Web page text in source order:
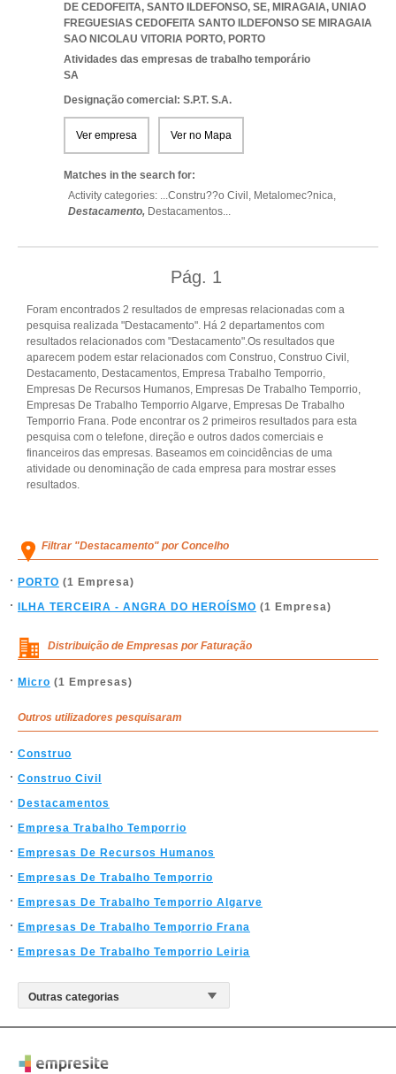
DE CEDOFEITA, SANTO ILDEFONSO, SE, MIRAGAIA, UNIAO
FREGUESIAS CEDOFEITA SANTO ILDEFONSO SE MIRAGAIA
SAO NICOLAU VITORIA PORTO, PORTO
Atividades das empresas de trabalho temporário
SA
Designação comercial: S.P.T. S.A.
Ver empresa Ver no Mapa
Matches in the search for:
Activity categories: ...Constru??o Civil, Metalomec?nica,
Destacamento, Destacamentos...
Pág. 1
Foram encontrados 2 resultados de empresas relacionadas com a
pesquisa realizada "Destacamento". Há 2 departamentos com
resultados relacionados com "Destacamento".Os resultados que
aparecem podem estar relacionados com Construo, Construo Civil,
Destacamento, Destacamentos, Empresa Trabalho Temporrio,
Empresas De Recursos Humanos, Empresas De Trabalho Temporrio,
Empresas De Trabalho Temporrio Algarve, Empresas De Trabalho
Temporrio Frana. Pode encontrar os 2 primeiros resultados para esta
pesquisa com o telefone, direção e outros dados comerciais e
financeiros das empresas. Baseamos em coincidências de uma
atividade ou denominação de cada empresa para mostrar esses
resultados.
Filtrar "Destacamento" por Concelho
PORTO (1 Empresa)
ILHA TERCEIRA - ANGRA DO HEROÍSMO (1 Empresa)
Distribuição de Empresas por Faturação
Micro (1 Empresas)
Outros utilizadores pesquisaram
Construo
Construo Civil
Destacamentos
Empresa Trabalho Temporrio
Empresas De Recursos Humanos
Empresas De Trabalho Temporrio
Empresas De Trabalho Temporrio Algarve
Empresas De Trabalho Temporrio Frana
Empresas De Trabalho Temporrio Leiria